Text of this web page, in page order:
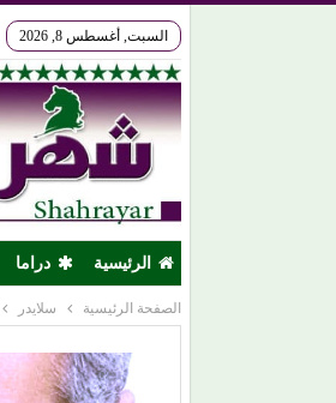
السبت, أغسطس 8, 2026
الرئيسية دراما
الصفحة الرئيسية سلايدر